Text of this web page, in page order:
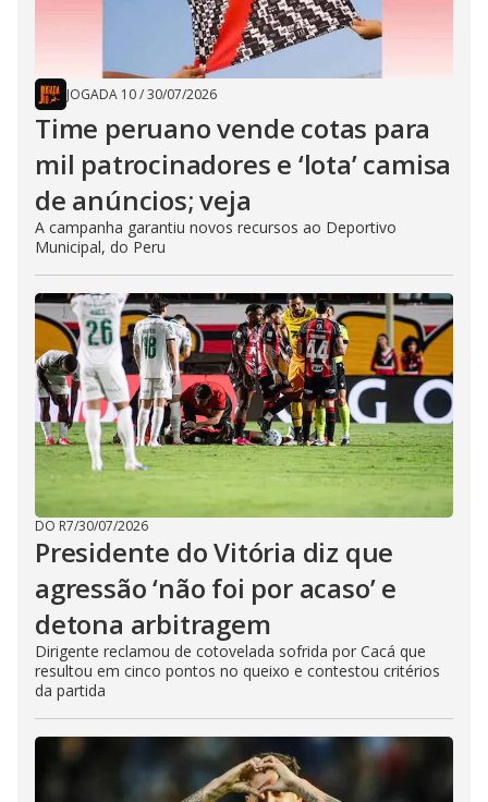
JOGADA 10/30/07/2026
Time peruano vende cotas para
mil patrocinadores e ‘lota’ camisa
de anúncios; veja
A campanha garantiu novos recursos ao Deportivo
Municipal, do Peru
DO R7/30/07/2026
Presidente do Vitória diz que
agressão ‘não foi por acaso’ e
detona arbitragem
Dirigente reclamou de cotovelada sofrida por Cacá que
resultou em cinco pontos no queixo e contestou critérios
da partida